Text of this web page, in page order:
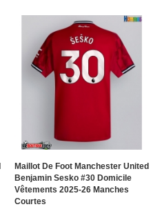
Maillot De Foot Manchester United
Benjamin Sesko #30 Domicile
Vêtements 2025-26 Manches
Courtes